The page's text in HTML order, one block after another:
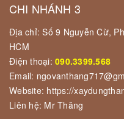
CHI NHÁNH 3
Địa chỉ: Số 9 Nguyễn Cừ,
HCM
Điện thoại: 090.3399.568
Email:
Website: https://
Liên hệ: Mr Thăng